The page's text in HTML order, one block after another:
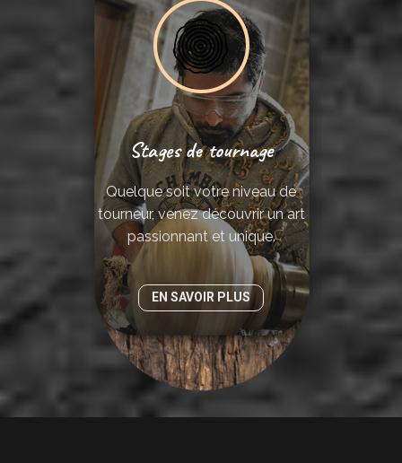
Stages de tournage
Quelque soit votre niveau de
tourneur, venez découvrir un art
passionnant et unique.
EN SAVOIR PLUS